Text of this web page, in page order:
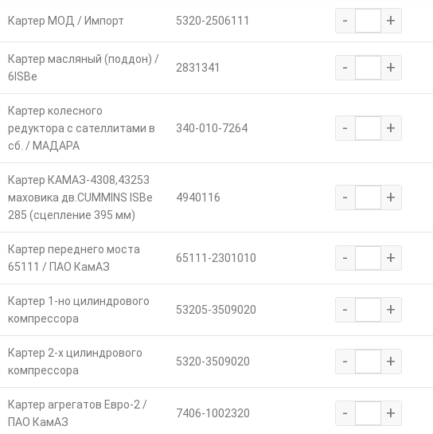
Картер МОД / Импорт 5320-2506111 - +
Картер масляный (поддон) /
6ISBe
2831341 - +
Картер колесного
редуктора с сателлитами в
сб. / МАДАРА
340-010-7264 - +
Картер КАМАЗ-4308,43253
маховика дв.CUMMINS ISBe
285 (сцепление 395 мм)
4940116 - +
Картер переднего моста
65111 / ПАО КамАЗ
65111-2301010 - +
Картер 1-но цилиндрового
компрессора
53205-3509020 - +
Картер 2-х цилиндрового
компрессора
5320-3509020 - +
Картер агрегатов Евро-2 /
ПАО КамАЗ
7406-1002320 - +